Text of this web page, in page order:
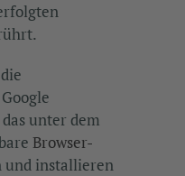
unter dem
Browser-
und installieren